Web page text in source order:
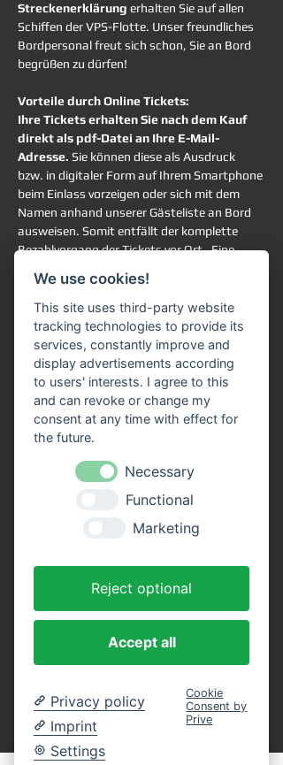
Streckenerklärung erhalten Sie auf allen
Schiffen der VPS-Flotte. Unser freundliches
Bordpersonal freut sich schon, Sie an Bord
begrüßen zu dürfen!
Vorteile durch Online Tickets:
Ihre Tickets erhalten Sie nach dem Kauf
direkt als pdf-Datei an Ihre E-Mail-
Adresse. Sie können diese als Ausdruck
bzw. in digitaler Form auf Ihrem Smartphone
beim Einlass vorzeigen oder sich mit dem
Namen anhand unserer Gästeliste an Bord
ausweisen. Somit entfällt der komplette
Bezahlvorgang der Tickets vor Ort.  Eine
Teilnahme an der ausgewählten Schifffahrt.
Sie haben trotzdem vollkommen freie
Platzwahl an Bord.
Rechtlicher Hinweis:
Ein gesetzliches Widerrufsrecht für
terminbezogene Freizeitveranstaltungen
besteht grundsätzlich nicht. Die Rückgabe,
der Umtausch oder eine Stornierung der
ausgeschlossen.
Erwachsene (Rundfahrt)
Anzahl
We use cookies!
This site uses third-party website
tracking technologies to provide its
services, constantly improve and
display advertisements according
to users' interests. I agree to this
and can revoke or change my
consent at any time with effect for
the future.
Necessary
Functional
Marketing
Reject optional
Accept all
Privacy policy
Imprint
Settings
Cookie
Consent by
Prive